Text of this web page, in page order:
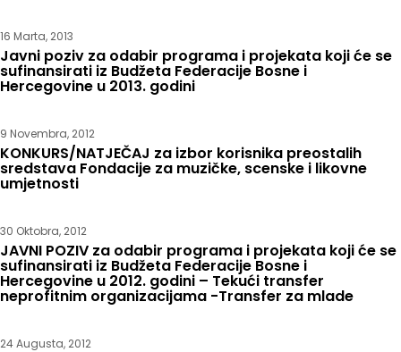
16 Marta, 2013
Javni poziv za odabir programa i projekata koji će se
sufinansirati iz Budžeta Federacije Bosne i
Hercegovine u 2013. godini
9 Novembra, 2012
KONKURS/NATJEČAJ za izbor korisnika preostalih
sredstava Fondacije za muzičke, scenske i likovne
umjetnosti
30 Oktobra, 2012
JAVNI POZIV za odabir programa i projekata koji će se
sufinansirati iz Budžeta Federacije Bosne i
Hercegovine u 2012. godini – Tekući transfer
neprofitnim organizacijama -Transfer za mlade
24 Augusta, 2012